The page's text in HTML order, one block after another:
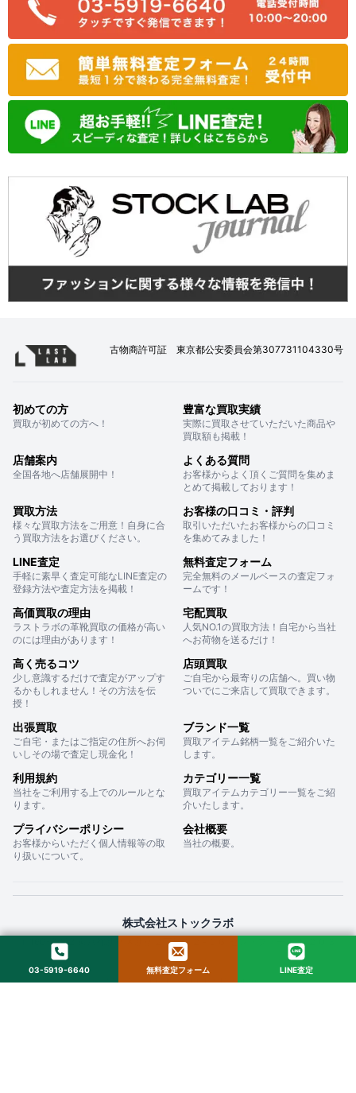
古物商許可証 東京都公安委員会第307731104330号
初めての方
買取が初めての方へ！
豊富な買取実績
実際に買取させていただいた商品や
買取額も掲載！
店舗案内
全国各地へ店舗展開中！
よくある質問
お客様からよく頂くご質問を集めま
とめて掲載しております！
買取方法
様々な買取方法をご用意！自身に合
う買取方法をお選びください。
お客様の口コミ・評判
取引いただいたお客様からの口コミ
を集めてみました！
LINE査定
手軽に素早く査定可能なLINE査定の
登録方法や査定方法を掲載！
無料査定フォーム
完全無料のメールベースの査定フォ
ームです！
高価買取の理由
ラストラボの革靴買取の価格が高い
のには理由があります！
宅配買取
人気NO.1の買取方法！自宅から当社
へお荷物を送るだけ！
高く売るコツ
少し意識するだけで査定がアップす
るかもしれません！その方法を伝
授！
店頭買取
ご自宅から最寄りの店舗へ。買い物
ついでにご来店して買取できます。
出張買取
ご自宅・またはご指定の住所へお伺
いしその場で査定し現金化！
ブランド一覧
買取アイテム銘柄一覧をご紹介いた
します。
利用規約
当社をご利用する上でのルールとな
ります。
カテゴリー一覧
買取アイテムカテゴリー一覧をご紹
介いたします。
プライバシーポリシー
お客様からいただく個人情報等の取
り扱いについて。
会社概要
当社の概要。
株式会社ストックラボ
〒160-0022 東京都新宿区新宿２丁目１２−１６ セントフォービル ２０３
© 2025 StockLab. All Rights Reserved.
03-5919-6640 無料査定フォーム LINE査定